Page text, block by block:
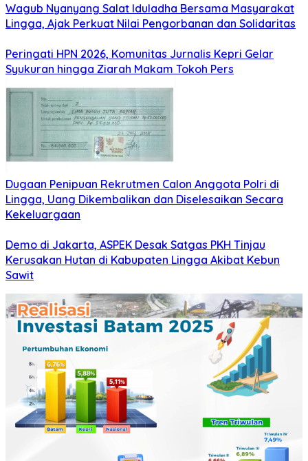
Wagub Nyanyang Salat Iduladha Bersama Masyarakat
Lingga, Ajak Perkuat Nilai Pengorbanan dan Solidaritas
Peringati HPN 2026, Komunitas Jurnalis Kepri Gelar
Syukuran hingga Ziarah Makam Tokoh Pers
Dugaan Penipuan Rekrutmen Calon Anggota Polri di
Lingga, Uang Dikembalikan dan Diselesaikan Secara
Kekeluargaan
Demo di Jakarta, ASPEK Desak Satgas PKH Tinjau
Kerusakan Hutan di Kabupaten Lingga Akibat Kebun
Sawit